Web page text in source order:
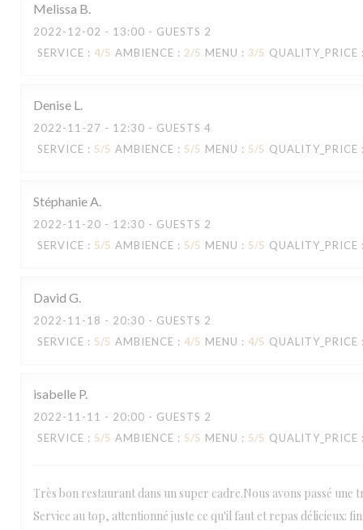
Melissa B
2022-12-02 - 13:00 - GUESTS 2
SERVICE : 4/5 AMBIENCE : 2/5 MENU : 3/5 QUALITY_PRICE
Denise L
2022-11-27 - 12:30 - GUESTS 4
SERVICE : 5/5 AMBIENCE : 5/5 MENU : 5/5 QUALITY_PRICE
StéphanieA
2022-11-20 - 12:30 - GUESTS 2
SERVICE : 5/5 AMBIENCE : 5/5 MENU : 5/5 QUALITY_PRICE
David G
2022-11-18 - 20:30 - GUESTS 2
SERVICE : 5/5 AMBIENCE : 4/5 MENU : 4/5 QUALITY_PRICE
isabelle P
2022-11-11 - 20:00 - GUESTS 2
SERVICE : 5/5 AMBIENCE : 5/5 MENU : 5/5 QUALITY_PRICE
Très bon restaurant dans un super cadre.Nous avons passé une
Service au top, attentionné juste ce qu'il faut et repas délicieux: